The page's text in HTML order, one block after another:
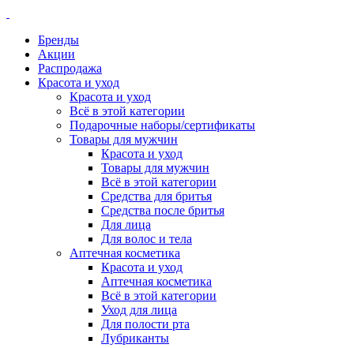
Бренды
Акции
Распродажа
Красота и уход
Красота и уход
Всё в этой категории
Подарочные наборы/сертификаты
Товары для мужчин
Красота и уход
Товары для мужчин
Всё в этой категории
Средства для бритья
Средства после бритья
Для лица
Для волос и тела
Аптечная косметика
Красота и уход
Аптечная косметика
Всё в этой категории
Уход для лица
Для полости рта
Лубриканты